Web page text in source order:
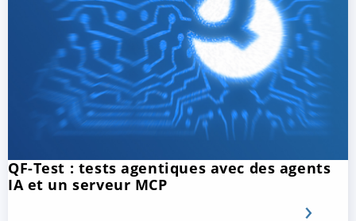
QF-Test : tests agentiques avec des agents
IA et un serveur MCP